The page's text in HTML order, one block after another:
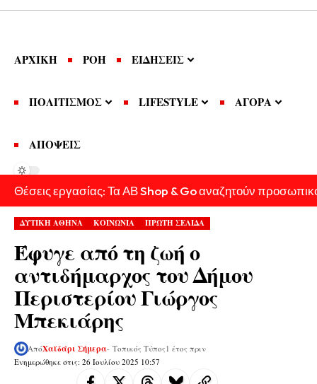
ΑΡΧΙΚΗ ΡΟΗ ΕΙΔΗΣΕΙΣ
ΠΟΛΙΤΙΣΜΟΣ LIFESTYLE ΑΓΟΡΑ
ΑΠΟΨΕΙΣ
Θέσεις εργασίας: Τα ΑΒ Shop & Go αναζητούν
ΔΥΤΙΚΗ ΑΘΗΝΑ ΚΟΙΝΩΝΙΑ ΠΡΩΤΗ ΣΕΛΙΔΑ
Έφυγε από τη ζωή ο
αντιδήμαρχος του Δήμου
Περιστερίου Γιώργος
Μπεκιάρης
Ενημερώθηκε στις: 26 Ιουλίου 2025 10:57
ΑπόΧαϊδάρι Σήμερα- Τοπικός Τύπος 1 έτος πριν